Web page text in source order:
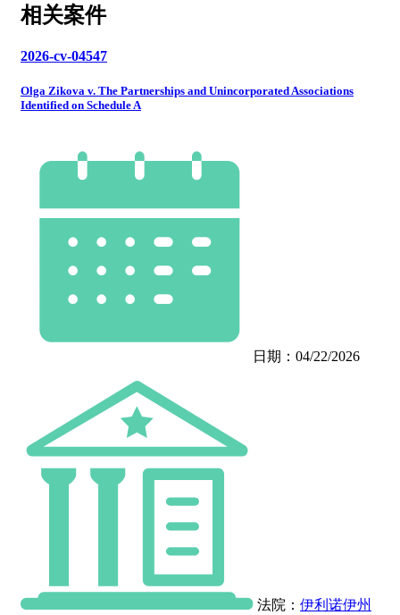
相关案件
2026-cv-04547
Olga Zikova v. The Partnerships and Unincorporated Associations
Identified on Schedule A
日期：04/22/2026
法院： 伊利诺伊州